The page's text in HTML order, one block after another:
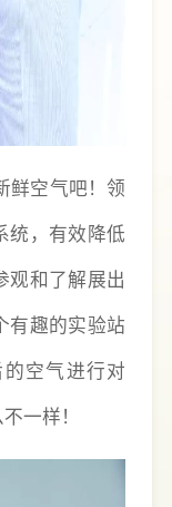
鲜空气吧！领
统，有效降低
观和了解展出
有趣的实验站
空气进行对
一样！